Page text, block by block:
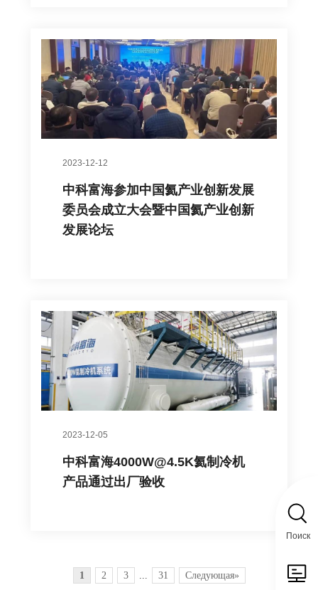
Поиск
2023-12-12
中科富海参加中国氦产业创新发展
委员会成立大会暨中国氦产业创新
发展论坛
2023-12-05
中科富海4000W@4.5K氦制冷机
产品通过出厂验收
1 2 3 31 Следующая»